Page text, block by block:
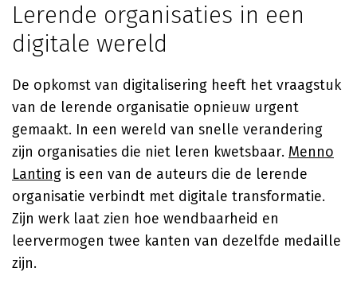
Lerende organisaties in een
digitale wereld
De opkomst van digitalisering heeft het vraagstuk
van de lerende organisatie opnieuw urgent
gemaakt. In een wereld van snelle verandering
zijn organisaties die niet leren kwetsbaar. Menno
Lanting is een van de auteurs die de lerende
organisatie verbindt met digitale transformatie.
Zijn werk laat zien hoe wendbaarheid en
leervermogen twee kanten van dezelfde medaille
zijn.